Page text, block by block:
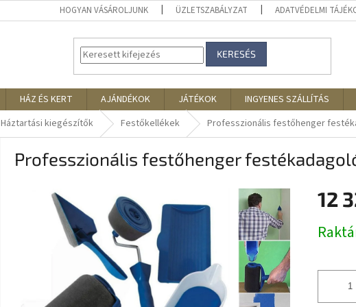
HOGYAN VÁSÁROLJUNK ÜZLETSZABÁLYZAT ADATVÉDELMI
KERESÉS
HÁZ ÉS KERT AJÁNDÉKOK JÁTÉKOK INGYENES SZÁLLÍTÁS
Háztartási kiegészítők Festőkellékek Professzionális festőhenger
Professzionális festőhenger
12